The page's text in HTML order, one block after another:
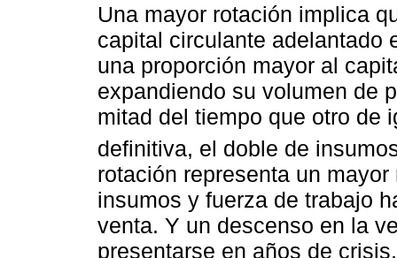
Una mayor rotación implica
capital circulante adelantado
una proporción mayor al
expandiendo su volumen de
mitad del tiempo que otro de
definitiva, el doble de
rotación representa un
insumos y fuerza de trabajo
venta. Y un descenso en la
presentarse en años de